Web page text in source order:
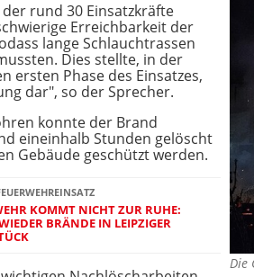
Die
rund 30 Einsatzkräfte
Erreichbarkeit der
lange Schlauchtrassen
Dies stellte, in der
ersten Phase des Einsatzes,
dar", so der Sprecher.
konnte der Brand
eineinhalb Stunden gelöscht
Gebäude geschützt werden.
KOMMT NICHT ZUR RUHE:
BRÄNDE IN LEIPZIGER